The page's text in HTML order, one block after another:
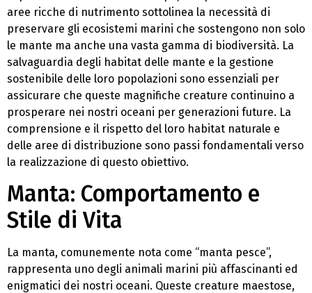
aree ricche di nutrimento sottolinea la necessità di
preservare gli ecosistemi marini che sostengono non solo
le mante ma anche una vasta gamma di biodiversità. La
salvaguardia degli habitat delle mante e la gestione
sostenibile delle loro popolazioni sono essenziali per
assicurare che queste magnifiche creature continuino a
prosperare nei nostri oceani per generazioni future. La
comprensione e il rispetto del loro habitat naturale e
delle aree di distribuzione sono passi fondamentali verso
la realizzazione di questo obiettivo.
Manta: Comportamento e
Stile di Vita
La manta, comunemente nota come “manta pesce”,
rappresenta uno degli animali marini più affascinanti ed
enigmatici dei nostri oceani. Queste creature maestose,